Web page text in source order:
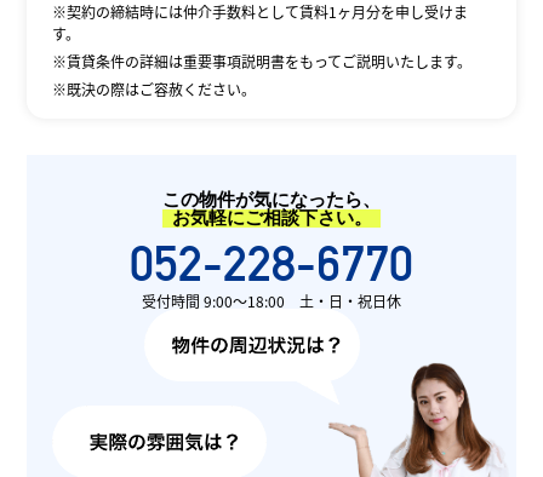
※契約の締結時には仲介手数料として賃料1ヶ月分を申し受けま
す。
※賃貸条件の詳細は重要事項説明書をもってご説明いたします。
※既決の際はご容赦ください。
この物件が気になったら、
お気軽にご相談下さい。
052-228-6770
受付時間 9:00〜18:00 土・日・祝日休